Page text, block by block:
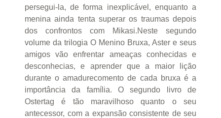
persegui-la, de forma inexplicável, enquanto a
menina ainda tenta superar os traumas depois
dos confrontos com Mikasi.Neste segundo
volume da trilogia O Menino Bruxa, Aster e seus
amigos vão enfrentar ameaças conhecidas e
desconhecias, e aprender que a maior lição
durante o amadurecomento de cada bruxa é a
importância da família. O segundo livro de
Ostertag é tão maravilhoso quanto o seu
antecessor, com a expansão consistente de seu